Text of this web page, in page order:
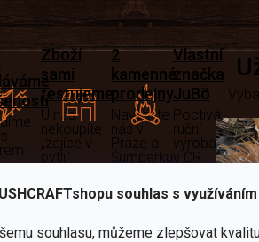
souhlas s
souhlasu, můžeme zlepšovat
Zboží
sami
testujeme
U nás
nekoupíte
„zajíce v
pytli“
2
kamenné
prodejny
Navštivte
nás v
Praze a
Šumperku
Vlastní
značka
JuBö
Poctivá
ruční
výroba
v ČR
skvělé výhody